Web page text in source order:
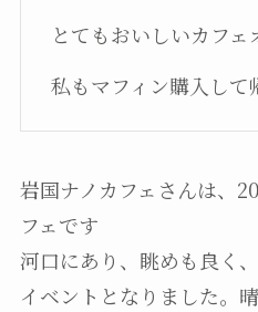
とてもおいしいカフ
私もマフィン購入して
岩国ナノカフェさんは、
フェです
河口にあり、眺めも良く
イベントとなりました。